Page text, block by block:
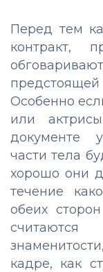
Перед тем
контракт,
Особенно
или
документе
части тела
хорошо они
течение
обеих
кадре, как